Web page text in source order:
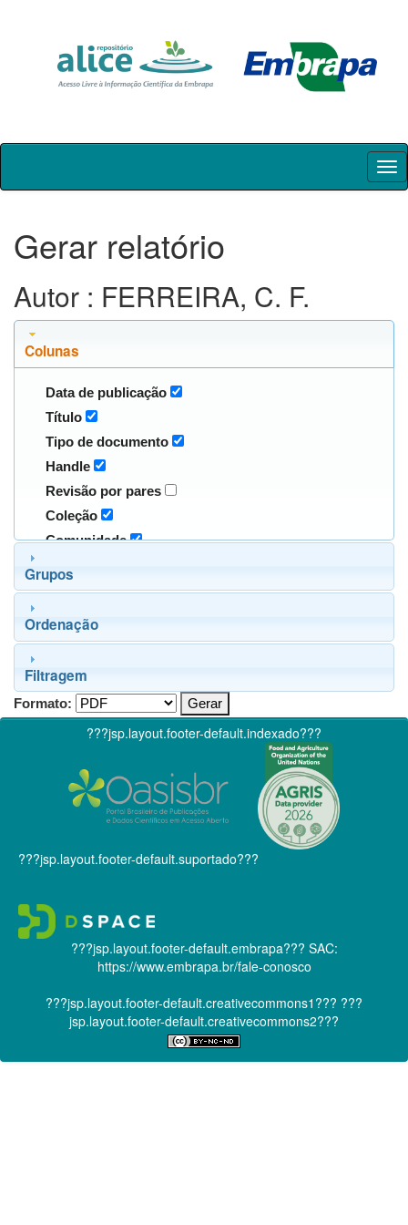
Skip
Gerar relatório
Autor : FERREIRA, C. F.
Colunas
Data de publicação
Título
Tipo de documento
Handle
Revisão por pares
Coleção
Comunidade
Grupos
Ordenação
Filtragem
Formato:
???jsp.layout.footer-default.indexado???
???jsp.layout.footer-default.suportado???
???jsp.layout.footer-default.embrapa??? SAC:
https://www.embrapa.br/fale-conosco
???jsp.layout.footer-default.creativecommons1??? ???
jsp.layout.footer-default.creativecommons2???